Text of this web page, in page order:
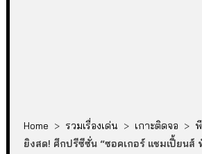
Home > รวมเรื่องเด่น > เกาะติดจอ >
ยิงสด! ศึกปรีซีซั่น “ซอคเกอร์ แชมเปี้ยนส์